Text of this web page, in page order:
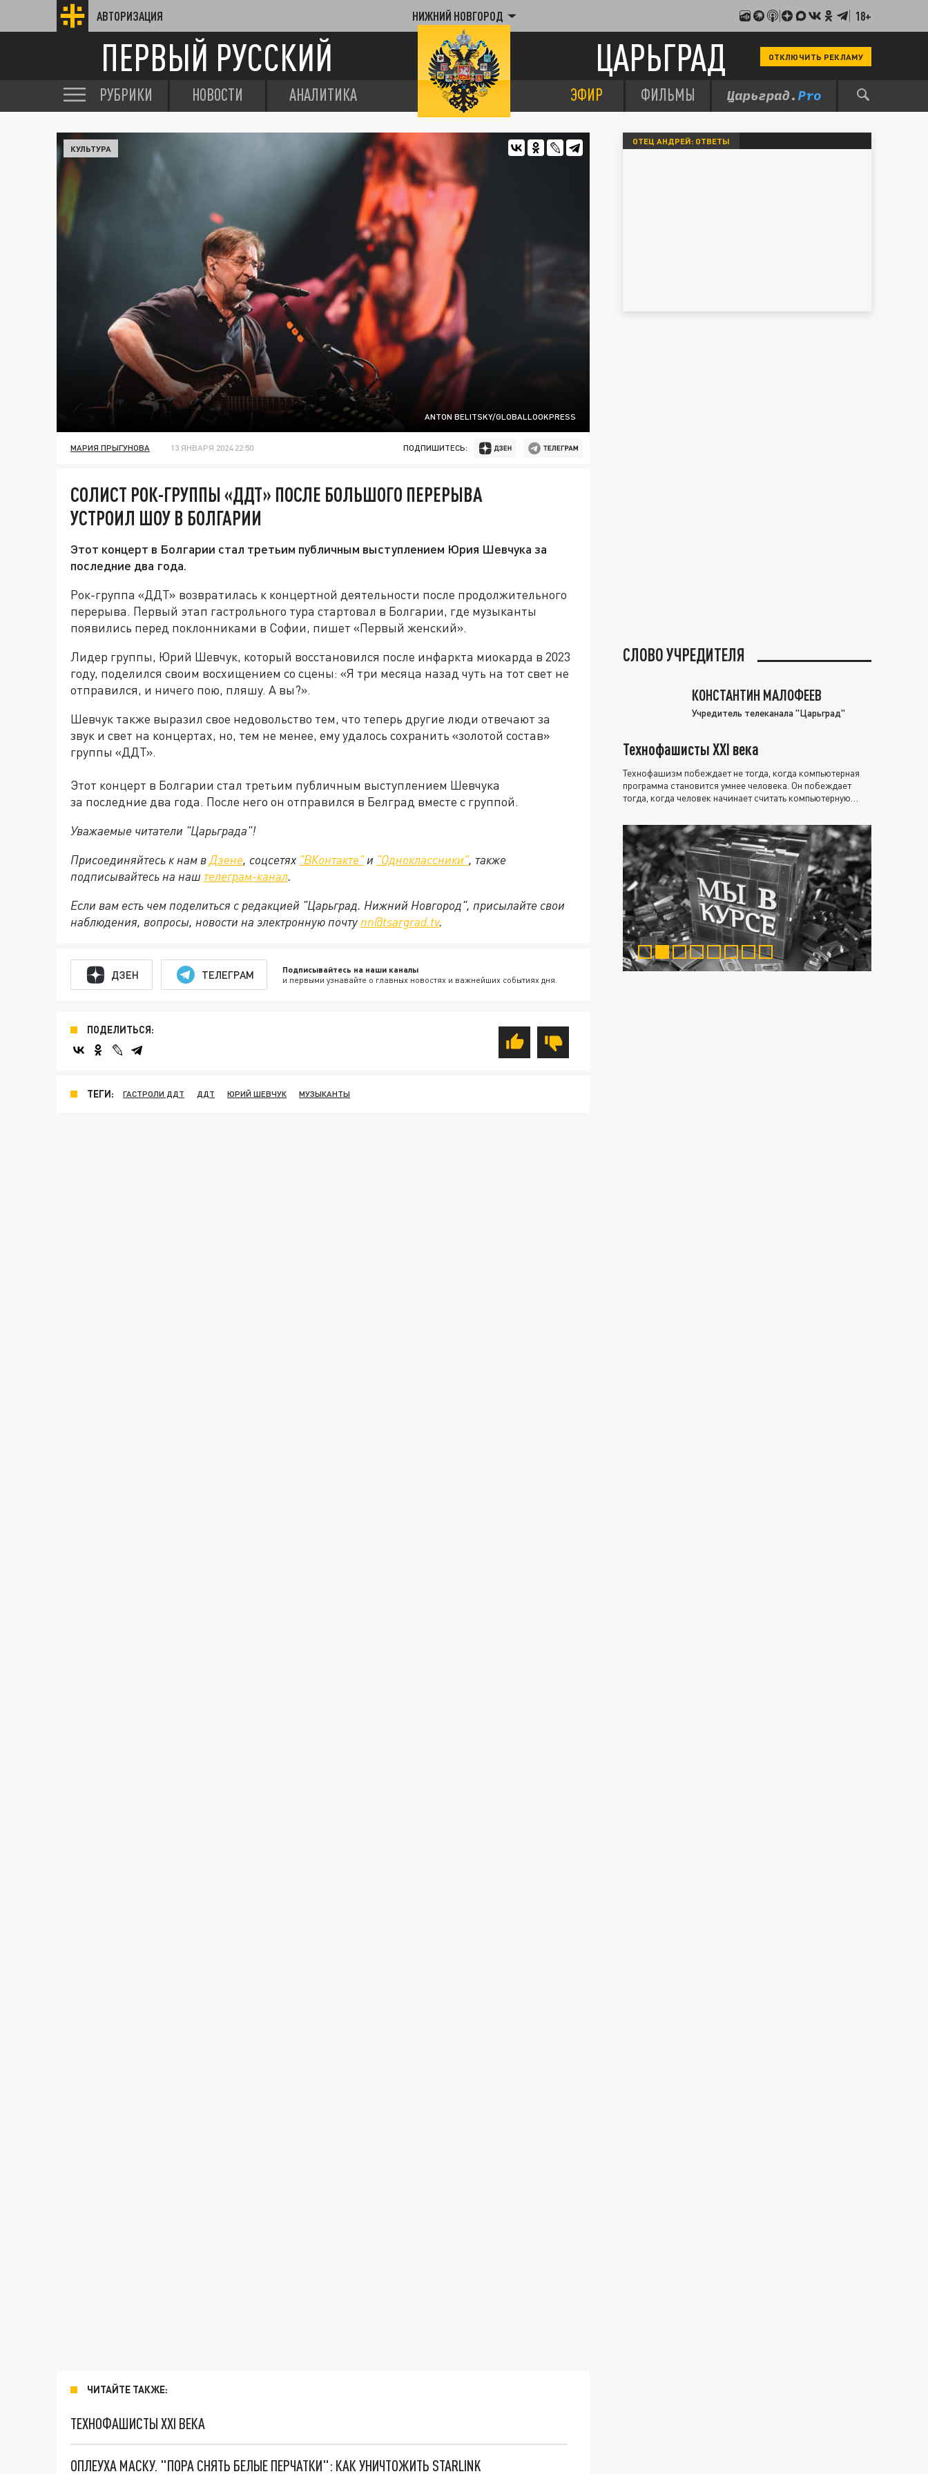
АВТОРИЗАЦИЯ НИЖНИЙ НОВГОРОД 18+
ПЕРВЫЙ РУССКИЙ ЦАРЬГРАД ОТКЛЮЧИТЬ РЕКЛАМУ
РУБРИКИ НОВОСТИ АНАЛИТИКА ЭФИР ФИЛЬМЫ
ANTON BELITSKY/GLOBALLOOKPRESS
КУЛЬТУРА
МАРИЯ ПРЫГУНОВА 13 ЯНВАРЯ 2024 22:50 ПОДПИШИТЕСЬ:
СОЛИСТ РОК-ГРУППЫ «ДДТ» ПОСЛЕ БОЛЬШОГО ПЕРЕРЫВА
УСТРОИЛ ШОУ В БОЛГАРИИ
Этот концерт в Болгарии стал третьим публичным выступлением Юрия Шевчука за
последние два года.
Рок-группа «ДДТ» возвратилась к концертной деятельности после продолжительного
перерыва. Первый этап гастрольного тура стартовал в Болгарии, где музыканты
появились перед поклонниками в Софии, пишет «Первый женский».
Лидер группы, Юрий Шевчук, который восстановился после инфаркта миокарда в 2023
году, поделился своим восхищением со сцены: «Я три месяца назад чуть на тот свет не
отправился, и ничего пою, пляшу. А вы?».
Шевчук также выразил свое недовольство тем, что теперь другие люди отвечают за
звук и свет на концертах, но, тем не менее, ему удалось сохранить «золотой состав»
группы «ДДТ».
Этот концерт в Болгарии стал третьим публичным выступлением Шевчука
за последние два года. После него он отправился в Белград вместе с группой.
Уважаемые читатели "Царьграда"!
Присоединяйтесь к нам вДзене, соцсетях "ВКонтакте"и "Одноклассники", также
подписывайтесь на наш телеграм-канал.
Если вам есть чем поделиться с редакцией "Царьград. Нижний Новгород", присылайте свои
наблюдения, вопросы, новости на электронную почту nn@tsargrad.tv.
ДЗЕН ТЕЛЕГРАМ Подписывайтесь на наши каналы
и первыми узнавайте о главных новостях и важнейших событиях дня.
ПОДЕЛИТЬСЯ:
ТЕГИ: ГАСТРОЛИ ДДТ ДДТ ЮРИЙ ШЕВЧУК МУЗЫКАНТЫ
ЧИТАЙТЕ ТАКЖЕ:
ТЕХНОФАШИСТЫ XXI ВЕКА
ОПЛЕУХА МАСКУ. "ПОРА СНЯТЬ БЕЛЫЕ ПЕРЧАТКИ": КАК УНИЧТОЖИТЬ STARLINK
ОТЕЦ АНДРЕЙ: ОТВЕТЫ
СЛОВО УЧРЕДИТЕЛЯ
КОНСТАНТИН МАЛОФЕЕВ
Учредитель телеканала "Царьград"
Технофашисты XXI века
Технофашизм побеждает не тогда, когда компьютерная
программа становится умнее человека. Он побеждает
тогда, когда человек начинает считать компьютерную